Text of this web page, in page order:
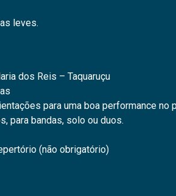
leves.
dos Reis – Taquaruçu
para uma boa performance no
para bandas, solo ou duos.
(não obrigatório)